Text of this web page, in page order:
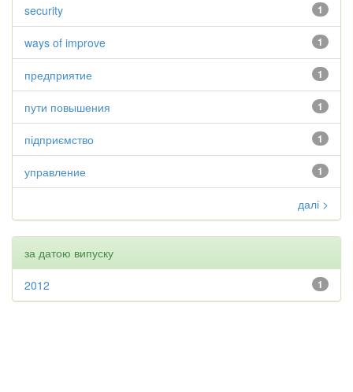
1
security
1
ways of improve
1
предприятие
1
пути повышения
1
підприємство
1
управление
далі >
за датою випуску
1
2012